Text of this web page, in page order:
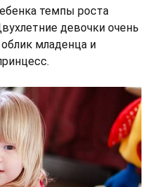
темпы роста
девочки очень
младенца и